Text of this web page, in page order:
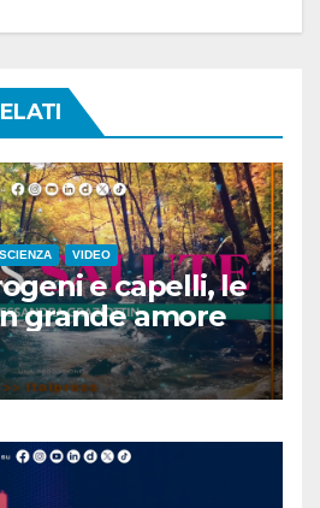
VIDEO
e capelli, le
grande amore